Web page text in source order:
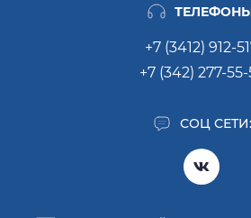
+7 (3412) 912-
+7 (342) 277-55-
СОЦ СЕТИ: